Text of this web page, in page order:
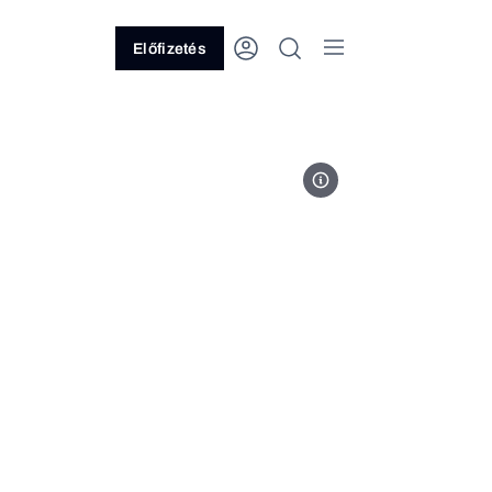
Előfizetés
Sameday Easybox